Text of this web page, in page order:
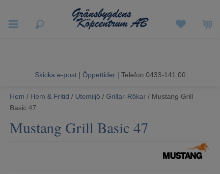
Sommarrea
Vitvaror
Skicka e-post | Öppettider| Telefon 0433-141 00
Hem / Hem & Fritid / Utemiljö / Grillar-Rökar / Mustang Grill
Basic 47
Mustang Grill Basic 47